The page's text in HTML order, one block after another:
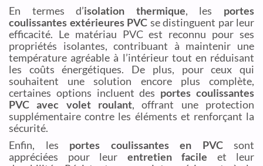
En termes d’isolation thermique, les portes
coulissantes extérieures PVC se distinguent par leur
efficacité. Le matériau PVC est reconnu pour ses
propriétés isolantes, contribuant à maintenir une
température agréable à l’intérieur tout en réduisant
les coûts énergétiques. De plus, pour ceux qui
souhaitent une solution encore plus complète,
certaines options incluent des portes coulissantes
PVC avec volet roulant, offrant une protection
supplémentaire contre les éléments et renforçant la
sécurité.
Enfin, les portes coulissantes en PVCsont
appréciées pour leur entretien facile et leur